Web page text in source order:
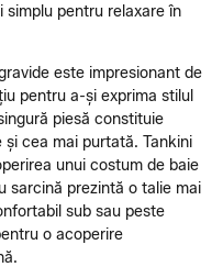
simplu pentru relaxare în
este impresionant de
pentru a-și exprima stilul
piesă constituie
cea mai purtată. Tankini
unui costum de baie
sarcină prezintă o talie mai
sub sau peste
o acoperire